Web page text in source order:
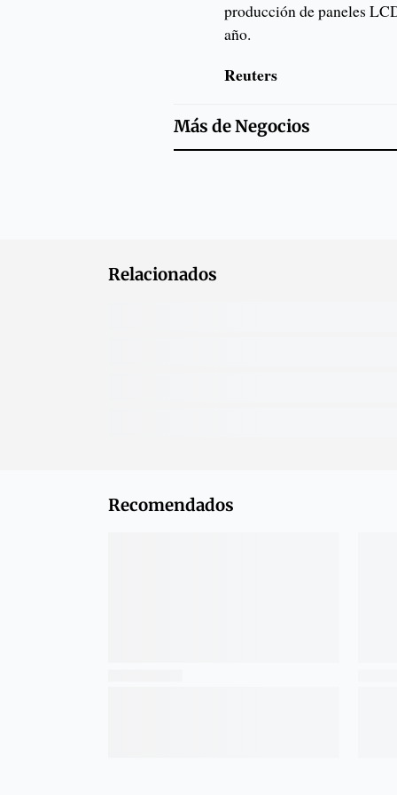
producción de paneles
año.
Reuters
Más deNegocios
Relacionados
Recomendados